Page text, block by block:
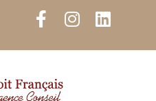
F
a
c
b
I
n
s
L
i
n